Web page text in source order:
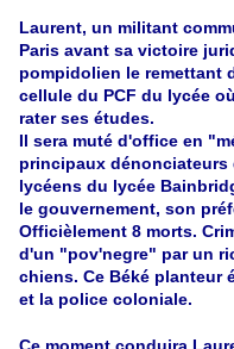
Laurent, un militant
Paris avant sa victoire
pompidolien le remettant
cellule du PCF du lycée
rater ses études.
Il sera muté d'office en
principaux dénonciateurs
lycéens du lycée
le gouvernement, son
Officièlement 8 morts.
d'un "pov'negre" par un
chiens. Ce Béké planteur
et la police coloniale.